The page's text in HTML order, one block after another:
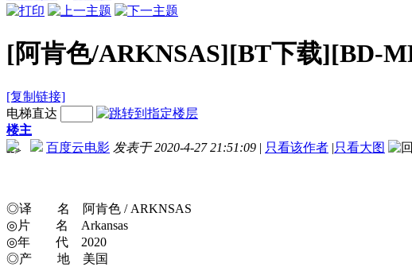
[阿肯色/ARKNSAS][BT下载][BD-
[复制链接]
电梯直达
楼主
百度云电影 发表于 2020-4-27 21:51:09 | 只看该作者 |只看大图
-->
◎译 名 阿肯色 / ARKNSAS
◎片 名 Arkansas
◎年 代 2020
◎产 地 美国